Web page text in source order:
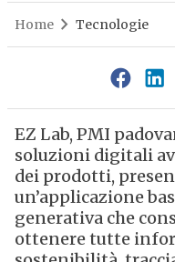
Home Tecnologie
EZ Lab, PMI
soluzioni digitali
dei prodotti,
un’applicazione
generativa che
ottenere tutte